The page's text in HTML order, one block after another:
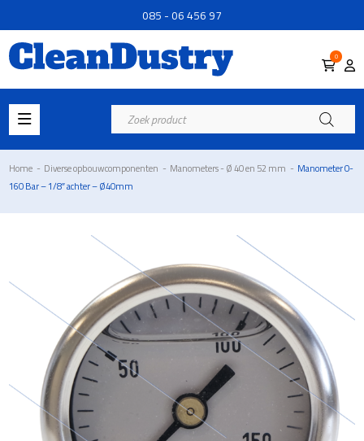
085 - 06 456 97
0
Producten
zoeken
Home - Diverse opbouwcomponenten - Manometers - Ø 40 en 52 mm - Manometer 0-
160 Bar – 1/8″ achter – Ø40mm